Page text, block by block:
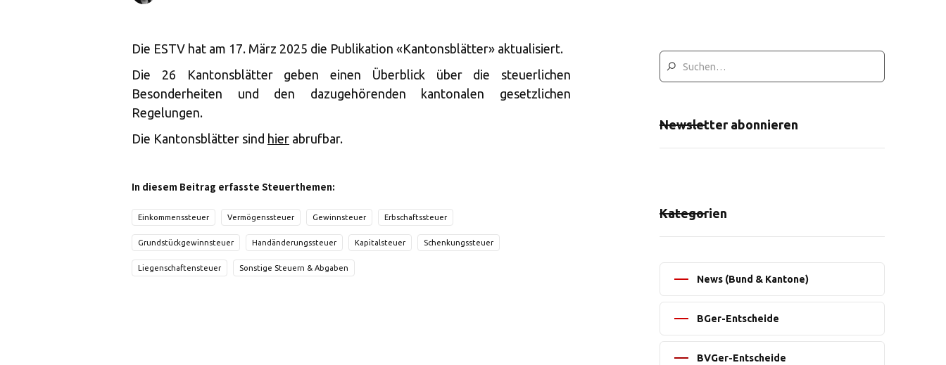
Die ESTV hat am 17. März 2025 die Publikation «Kantonsblätter» aktualisiert.
Die 26 Kantonsblätter geben einen Überblick über die steuerlichen
Besonderheiten und den dazugehörenden kantonalen gesetzlichen
Regelungen.
Die Kantonsblätter sind hier abrufbar.
In diesem Beitrag erfasste Steuerthemen:
Einkommenssteuer Vermögenssteuer Gewinnsteuer Erbschaftssteuer
Grundstückgewinnsteuer Handänderungssteuer Kapitalsteuer Schenkungssteuer
Liegenschaftensteuer Sonstige Steuern & Abgaben
Newsletter abonnieren
Kategorien
News (Bund & Kantone)
BGer-Entscheide
BVGer-Entscheide